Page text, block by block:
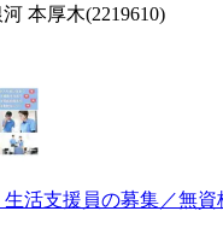
本厚木(2219610)
生活支援員の募集／無